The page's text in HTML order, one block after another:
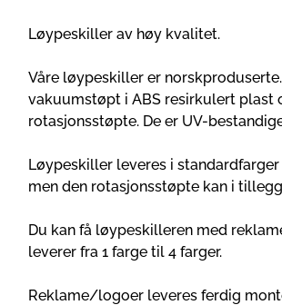
Løypeskiller av høy kvalitet.
Våre løypeskiller er
vakuumstøpt i ABS resirkulert plast
rotasjonsstøpte. De er UV-
Løypeskiller leveres i
men den rotasjonsstøpte kan i
Du kan få løypeskilleren med
leverer fra 1 farge til 4 farger.
Reklame/logoer leveres ferdig